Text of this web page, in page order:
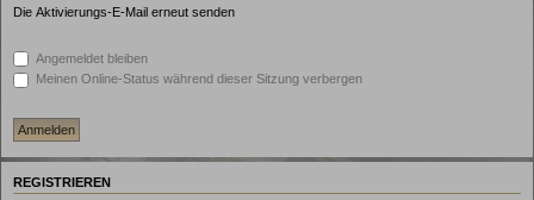
Die Aktivierungs-E-Mail erneut senden
Angemeldet bleiben
Meinen Online-Status während dieser Sitzung verbergen
REGISTRIEREN